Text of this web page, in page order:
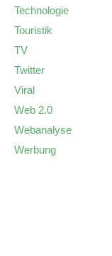
Technologie
Touristik
TV
Twitter
Viral
Web 2.0
Webanalyse
Werbung